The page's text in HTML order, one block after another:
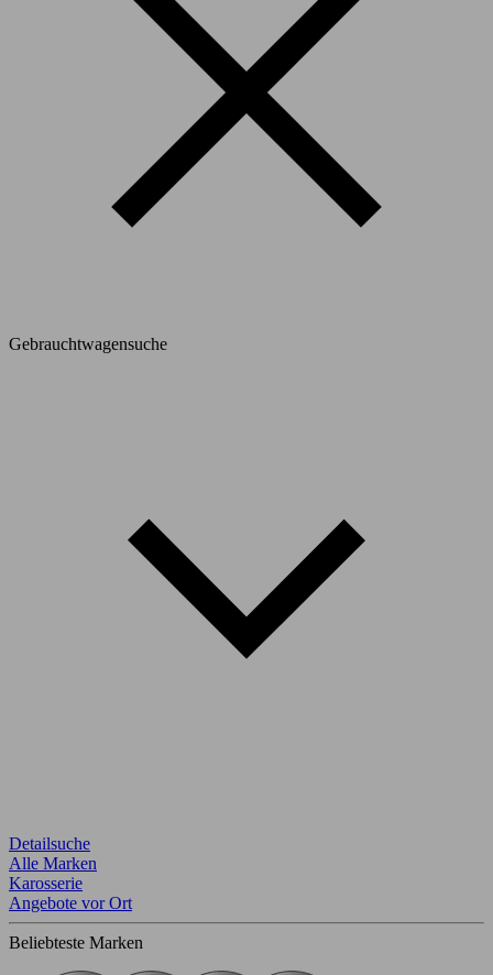
Gebrauchtwagensuche
Detailsuche
Alle Marken
Karosserie
Angebote vor Ort
Beliebteste Marken